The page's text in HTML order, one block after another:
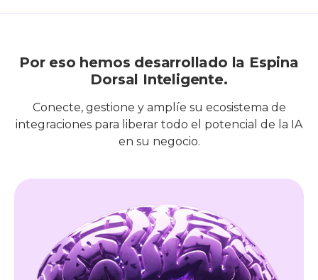
Por eso hemos desarrollado la Espina
Dorsal Inteligente.
Conecte, gestione y amplíe su ecosistema de
integraciones para liberar todo el potencial de la IA
en su negocio.